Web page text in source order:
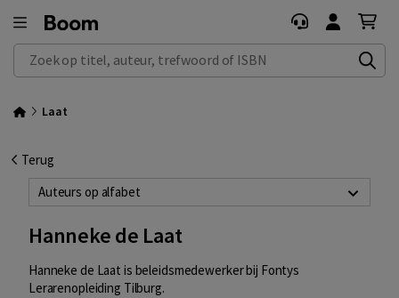
Zoek op titel, auteur, trefwoord of ISBN
Laat
Terug
Auteurs op alfabet
Hanneke de Laat
Hanneke de Laat is beleidsmedewerker bij Fontys
Lerarenopleiding Tilburg.